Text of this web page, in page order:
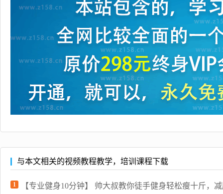
与本文相关的视频教程教学，培训课程下载
1 【专业健身10分钟】 帅大叔教你徒手健身轻松瘦十斤，